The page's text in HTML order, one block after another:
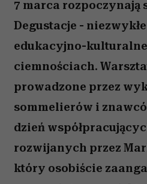
7 marca rozpoczynają
Degustacje -
edukacyjno-
ciemnościach.
prowadzone przez
sommelierów i
dzień
rozwijanych przez
który osobiście